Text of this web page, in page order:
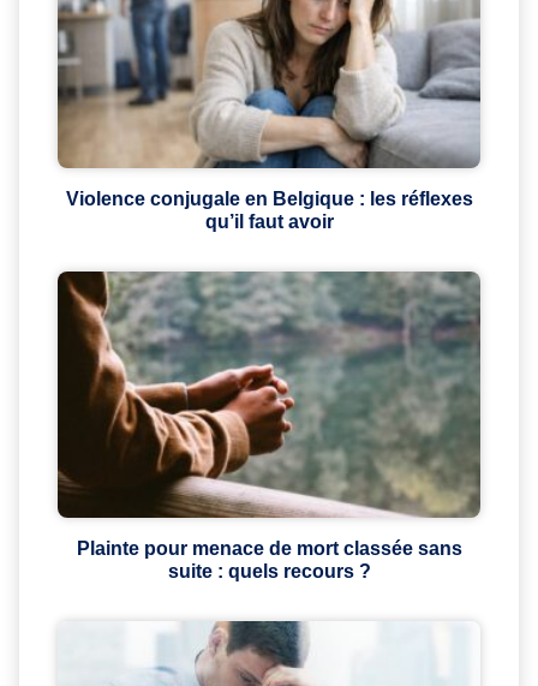
Violence conjugale en Belgique : les réflexes
qu’il faut avoir
Plainte pour menace de mort classée sans
suite : quels recours ?